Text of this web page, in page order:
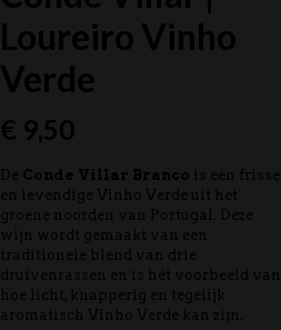
Loureiro Vinho
Verde
€ 9,50
De Conde Villar Branco is een frisse
en levendige Vinho Verde uit het
groene noorden van Portugal. Deze
wijn wordt gemaakt van een
traditionele blend van drie
druivenrassen en is hét voorbeeld van
hoe licht, knapperig en tegelijk
aromatisch Vinho Verde kan zijn.